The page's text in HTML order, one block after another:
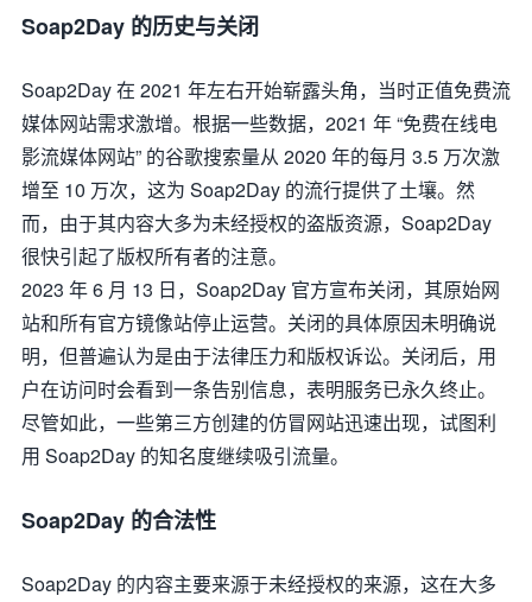
Soap2Day 的历史与关闭
Soap2Day 在 2021 年左右开始崭露头角，当时正值免费流
媒体网站需求激增。根据一些数据，2021 年 “免费在线电
影流媒体网站” 的谷歌搜索量从 2020 年的每月 3.5 万次激
增至 10 万次，这为 Soap2Day 的流行提供了土壤。然
而，由于其内容大多为未经授权的盗版资源，Soap2Day
很快引起了版权所有者的注意。
2023 年 6 月 13 日，Soap2Day 官方宣布关闭，其原始网
站和所有官方镜像站停止运营。关闭的具体原因未明确说
明，但普遍认为是由于法律压力和版权诉讼。关闭后，用
户在访问时会看到一条告别信息，表明服务已永久终止。
尽管如此，一些第三方创建的仿冒网站迅速出现，试图利
用 Soap2Day 的知名度继续吸引流量。
Soap2Day 的合法性
Soap2Day 的内容主要来源于未经授权的来源，这在大多